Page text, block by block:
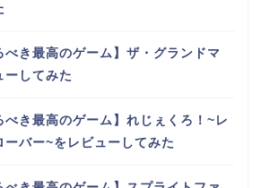
べき最高のゲーム】ザ・グランドマ
ーしてみた
べき最高のゲーム】れじぇくろ！~レ
ーバー~をレビューしてみた